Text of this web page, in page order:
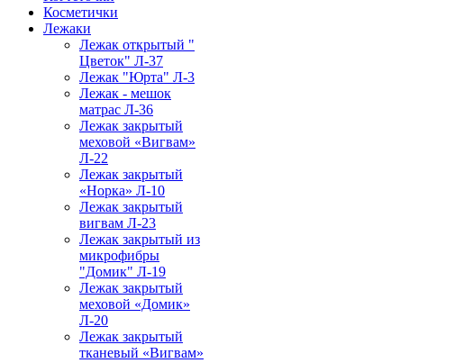
Косметички
Лежаки
Лежак открытый "
Цветок" Л-37
Лежак "Юрта" Л-3
Лежак - мешок
матрас Л-36
Лежак закрытый
меховой «Вигвам»
Л-22
Лежак закрытый
«Норка» Л-10
Лежак закрытый
вигвам Л-23
Лежак закрытый из
микрофибры
"Домик" Л-19
Лежак закрытый
меховой «Домик»
Л-20
Лежак закрытый
тканевый «Вигвам»